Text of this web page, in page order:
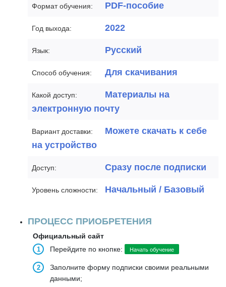
Формат обучения: PDF-пособие
Год выхода: 2022
Язык: Русский
Способ обучения: Для скачивания
Какой доступ:
Материалы на
электронную почту
Вариант доставки:
Можете скачать к себе
на устройство
Доступ: Сразу после подписки
Уровень сложности: Начальный / Базовый
ПРОЦЕСС ПРИОБРЕТЕНИЯ
Официальный сайт
Перейдите по кнопке:
Начать обучение
Заполните форму подписки своими реальными
данными;